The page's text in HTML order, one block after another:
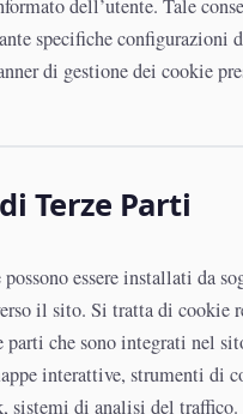
dell’utente. Tale
specifiche configurazioni
di gestione dei cookie
Terze Parti
essere installati da
il sito. Si tratta di cookie
parti che sono integrati nel
interattive, strumenti di
sistemi di analisi del traffico.